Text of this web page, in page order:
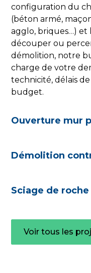
configuration du
(béton armé,
agglo, briques…) et
découper ou
démolition, notre
charge de votre
technicité, délais
budget.
Ouverture mur
Démolition
Sciage de roche
Voir tous les